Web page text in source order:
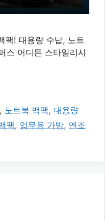
팩! 대용량 수납, 노트
스 어디든 스타일리시
, 노트북 백팩 ,대용량
팩 , 업무용 가방, 엔조